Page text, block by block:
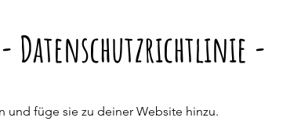
- Datenschutzrichtlinie -
füge sie zu deiner Website hinzu.